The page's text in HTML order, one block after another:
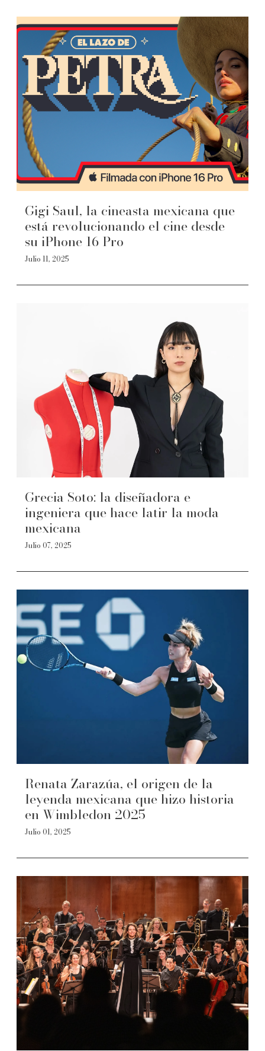
Gigi Saul, la cineasta mexicana que
está revolucionando el cine desde
su iPhone 16 Pro
Julio 11, 2025
Grecia Soto: la diseñadora e
ingeniera que hace latir la moda
mexicana
Julio 07, 2025
Renata Zarazúa, el origen de la
leyenda mexicana que hizo historia
en Wimbledon 2025
Julio 01, 2025